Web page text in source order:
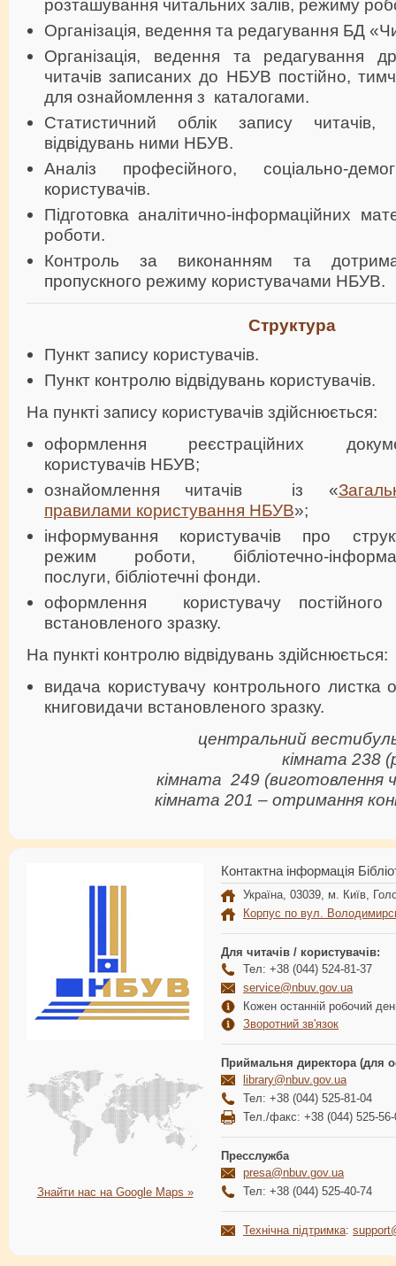
розташування читальних залів, режиму
Організація, ведення та редагування БД
Організація, ведення та редагування
читачів записаних до НБУВ постійно,
для ознайомлення з каталогами.
Статистичний облік запису читачів,
відвідувань ними НБУВ.
Аналіз професійного, соціально-
користувачів.
Підготовка аналітично-інформаційних
роботи.
Контроль за виконанням та
пропускного режиму користувачами НБУВ.
Структура
Пункт запису користувачів.
Пункт контролю відвідувань користувачів.
На пункті запису користувачів здійснюється:
оформлення реєстраційних
користувачів НБУВ;
ознайомлення читачів із «
правилами користування НБУВ»;
інформування користувачів про
режим роботи, бібліотечно-
послуги, бібліотечні фонди.
оформлення користувачу постійного
встановленого зразку.
На пункті контролю відвідувань здійснюється:
видача користувачу контрольного листка
книговидачи встановленого зразку.
центральний
кімната 238
кімната 249 (виготовлення
кімната 201 – отримання
Знайти нас на Google Maps »
Контактна інформація
Україна, 03039, м. Київ,
Корпус по вул.
Для читачів / користувачів:
Тел: +38 (044) 524-81-37
service@nbuv.gov.ua
Кожен останній робочий
Зворотний зв'язок
Приймальня директора (для
library@nbuv.gov.ua
Тел: +38 (044) 525-81-04
Тел./факс: +38 (044) 525-56-
Пресслужба
presa@nbuv.gov.ua
Тел: +38 (044) 525-40-74
Технічна підтримка: